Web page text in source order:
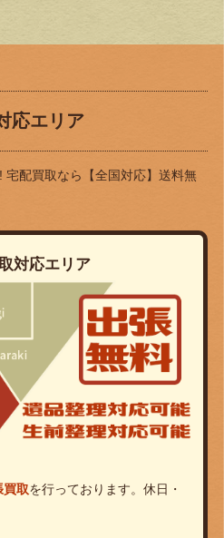
応エリア
宅配買取なら
【全国対応】送料無
対応エリア
買取を行っております。休日・